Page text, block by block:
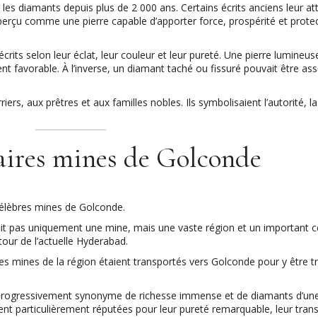
diamants depuis plus de 2 000 ans. Certains écrits anciens leur
comme une pierre capable d’apporter force, prospérité et
selon leur éclat, leur couleur et leur pureté. Une pierre
favorable. À l’inverse, un diamant taché ou fissuré pouvait être
aux prêtres et aux familles nobles. Ils symbolisaient l’autorité,
mines de Golconde
mines de Golconde.
pas uniquement une mine, mais une vaste région et un important
de l’actuelle Hyderabad.
mines de la région étaient transportés vers Golconde pour y être
synonyme de richesse immense et de diamants
particulièrement réputées pour leur pureté remarquable, leur